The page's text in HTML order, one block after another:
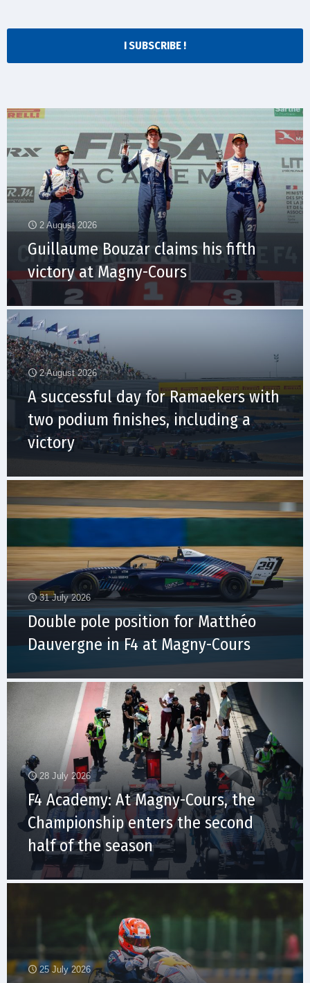
I SUBSCRIBE !
2 August 2026
Guillaume Bouzar claims his fifth
victory at Magny-Cours
2 August 2026
A successful day for Ramaekers with
two podium finishes, including a
victory
31 July 2026
Double pole position for Matthéo
Dauvergne in F4 at Magny-Cours
28 July 2026
F4 Academy: At Magny-Cours, the
Championship enters the second
half of the season
25 July 2026